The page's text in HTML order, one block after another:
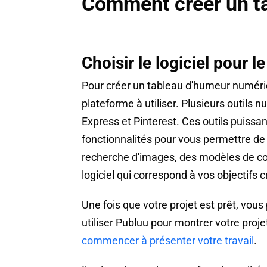
Choisir le logiciel pour
Pour créer un tableau d'humeur
plateforme à utiliser. Plusieurs outils
Express et Pinterest. Ces outils
fonctionnalités pour vous permettre
recherche d'images, des modèles de
logiciel qui correspond à vos objectifs
Une fois que votre projet est prêt,
utiliser Publuu pour montrer votre
commencer à présenter votre travail .